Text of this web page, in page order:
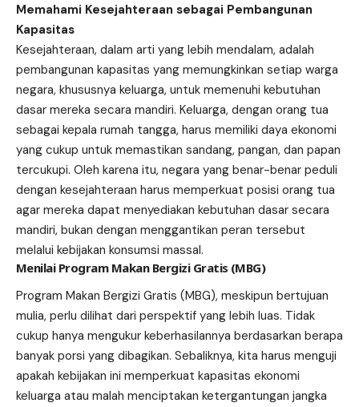
Memahami Kesejahteraan sebagai Pembangunan
Kapasitas
Kesejahteraan, dalam arti yang lebih mendalam, adalah
pembangunan kapasitas yang memungkinkan setiap warga
negara, khususnya keluarga, untuk memenuhi kebutuhan
dasar mereka secara mandiri. Keluarga, dengan orang tua
sebagai kepala rumah tangga, harus memiliki daya ekonomi
yang cukup untuk memastikan sandang, pangan, dan papan
tercukupi. Oleh karena itu, negara yang benar-benar peduli
dengan kesejahteraan harus memperkuat posisi orang tua
agar mereka dapat menyediakan kebutuhan dasar secara
mandiri, bukan dengan menggantikan peran tersebut
melalui kebijakan konsumsi massal.
Menilai Program Makan Bergizi Gratis (MBG)
Program Makan Bergizi Gratis (MBG), meskipun bertujuan
mulia, perlu dilihat dari perspektif yang lebih luas. Tidak
cukup hanya mengukur keberhasilannya berdasarkan berapa
banyak porsi yang dibagikan. Sebaliknya, kita harus menguji
apakah kebijakan ini memperkuat kapasitas ekonomi
keluarga atau malah menciptakan ketergantungan jangka